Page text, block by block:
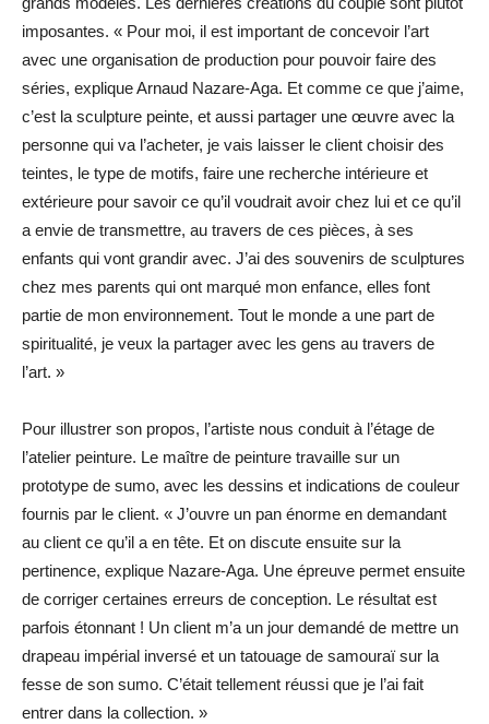
imposantes. « Pour moi, il est important de concevoir l’art
avec une organisation de production pour pouvoir faire des
séries, explique Arnaud Nazare-Aga. Et comme ce que j’aime,
c’est la sculpture peinte, et aussi partager une œuvre avec la
personne qui va l’acheter, je vais laisser le client choisir des
teintes, le type de motifs, faire une recherche intérieure et
extérieure pour savoir ce qu’il voudrait avoir chez lui et ce qu’il
a envie de transmettre, au travers de ces pièces, à ses
enfants qui vont grandir avec. J’ai des souvenirs de sculptures
chez mes parents qui ont marqué mon enfance, elles font
partie de mon environnement. Tout le monde a une part de
spiritualité, je veux la partager avec les gens au travers de
l’art. »
Pour illustrer son propos, l’artiste nous conduit à l’étage de
l’atelier peinture. Le maître de peinture travaille sur un
prototype de sumo, avec les dessins et indications de couleur
fournis par le client. « J’ouvre un pan énorme en demandant
au client ce qu’il a en tête. Et on discute ensuite sur la
pertinence, explique Nazare-Aga. Une épreuve permet ensuite
de corriger certaines erreurs de conception. Le résultat est
parfois étonnant ! Un client m’a un jour demandé de mettre un
drapeau impérial inversé et un tatouage de samouraï sur la
fesse de son sumo. C’était tellement réussi que je l’ai fait
entrer dans la collection. »